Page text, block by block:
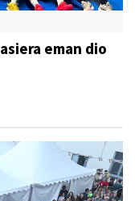
eman dio